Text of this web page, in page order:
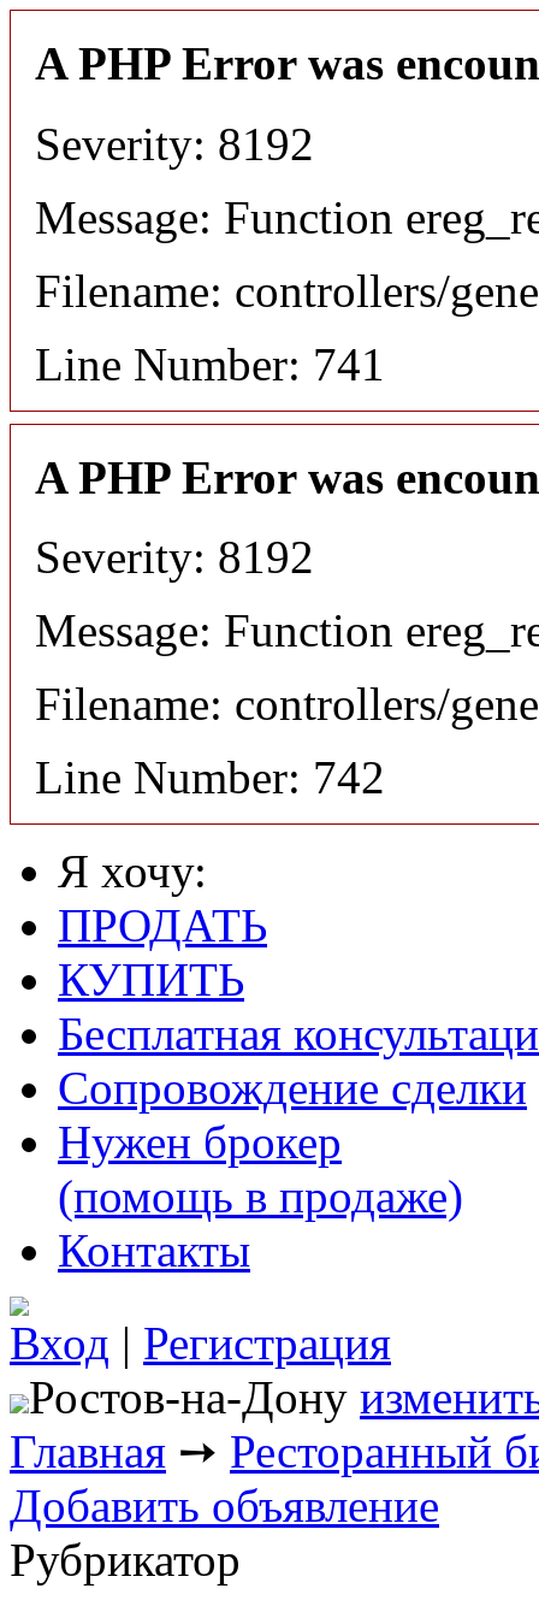
A PHP Error was
Severity: 8192
Message: Function
Filename: controllers/
Line Number: 741
A PHP Error was
Severity: 8192
Message: Function
Filename: controllers/
Line Number: 742
Я хочу:
ПРОДАТЬ
КУПИТЬ
Бесплатная
Сопровождение сделки
Нужен брокер
(помощь в продаже)
Контакты
Вход | Регистрация
Ростов-на-Дону
Главная ➙ Ресторанный
Добавить объявление
Рубрикатор